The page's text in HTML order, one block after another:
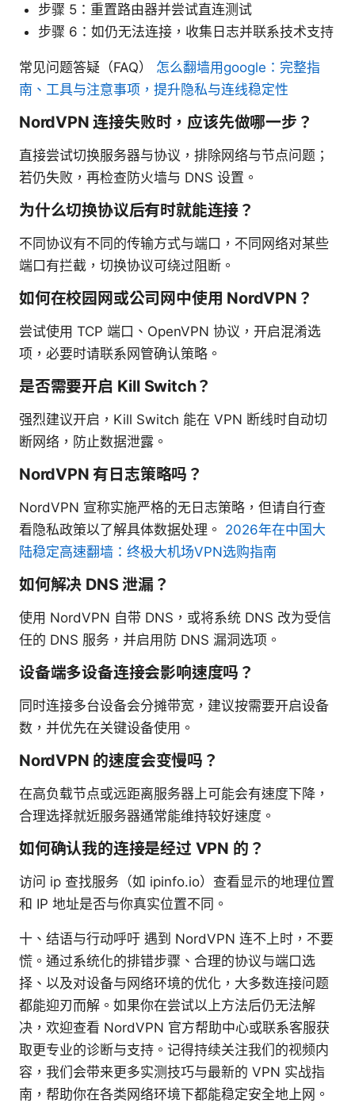
步骤 5：重置路由器并尝试直连测试
步骤 6：如仍无法连接，收集日志并联系技术支持
常见问题答疑（FAQ） 怎么翻墙用google：完整指
南、工具与注意事项，提升隐私与连线稳定性
NordVPN 连接失败时，应该先做哪一步？
直接尝试切换服务器与协议，排除网络与节点问题；
若仍失败，再检查防火墙与 DNS 设置。
为什么切换协议后有时就能连接？
不同协议有不同的传输方式与端口，不同网络对某些
端口有拦截，切换协议可绕过阻断。
如何在校园网或公司网中使用 NordVPN？
尝试使用 TCP 端口、OpenVPN 协议，开启混淆选
项，必要时请联系网管确认策略。
是否需要开启 Kill Switch？
强烈建议开启，Kill Switch 能在 VPN 断线时自动切
断网络，防止数据泄露。
NordVPN 有日志策略吗？
NordVPN 宣称实施严格的无日志策略，但请自行查
看隐私政策以了解具体数据处理。 2026年在中国大
陆稳定高速翻墙：终极大机场VPN选购指南
如何解决 DNS 泄漏？
使用 NordVPN 自带 DNS，或将系统 DNS 改为受信
任的 DNS 服务，并启用防 DNS 漏洞选项。
设备端多设备连接会影响速度吗？
同时连接多台设备会分摊带宽，建议按需要开启设备
数，并优先在关键设备使用。
NordVPN 的速度会变慢吗？
在高负载节点或远距离服务器上可能会有速度下降，
合理选择就近服务器通常能维持较好速度。
如何确认我的连接是经过 VPN 的？
访问 ip 查找服务（如 ipinfo.io）查看显示的地理位置
和 IP 地址是否与你真实位置不同。
十、结语与行动呼吁 遇到 NordVPN 连不上时，不要
慌。通过系统化的排错步骤、合理的协议与端口选
择、以及对设备与网络环境的优化，大多数连接问题
都能迎刃而解。如果你在尝试以上方法后仍无法解
决，欢迎查看 NordVPN 官方帮助中心或联系客服获
取更专业的诊断与支持。记得持续关注我们的视频内
容，我们会带来更多实测技巧与最新的 VPN 实战指
南，帮助你在各类网络环境下都能稳定安全地上网。